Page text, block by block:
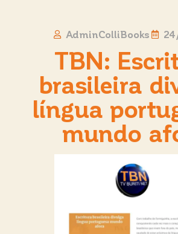
AdminColliBooks
TBN:
brasileira
língua
mundo